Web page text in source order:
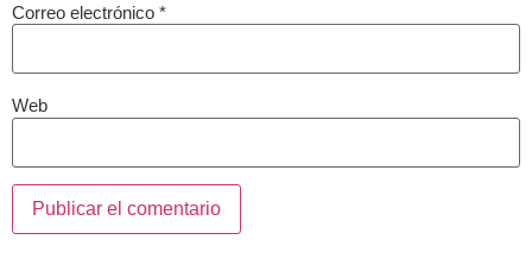
Correo electrónico *
Web